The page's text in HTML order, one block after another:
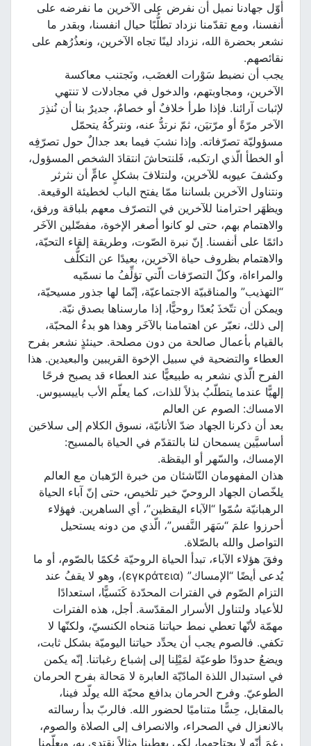
أوّل جهادنا نميل أن نفرض على الآخرين ما نفرضه على
أنفسنا، ومع تقدّمنا نزداد تطلُّبًا حيال انفسنا، وبقدر ما
نشعر بحضرة الله، نزداد لينًا تجاه الآخرين، ونعذُرُهم على
نقائصهم.
يجب أن نضبط سَوْرات الغضَب، ونَجتنب معاكسة
الآخرين، ومجاوبتهم، والدخول في مجادلات لا تنتهي
لإثبات آرائنا. فإذا طرأ خلافٌ أو خصامٌ، جديرٌ بنا أن نُنذِرَ
الآخر مرّةً أو مرّتيَن، ثمّ نرتدُّ عنه، ونتركُهُ يتحمّل
مسؤوليّة تصرّفاته. وإذا نشبَ فيما بعد جدالٌ حول تصرّفِه
أو الخطأ الّذي ارتكبه، فَلنتحاشَ انتقادَ الشخص المسؤول،
وكشفَ عيوبه للآخرين، ولنتلافَ بشكلٍ عامٍّ أن نثرثر
ونتناول الآخرين بلساننا ممّا يفتح الباب لخطيئة الوقيعة.
ويظهَر احترامنا للآخرين في التصرّف معهم بلباقة ورفق،
والاهتمام بهم، حتى لو كانوا أصغر الإخوة، مفضّلين الآخَر
دائمًا على أنفسنا. إنّ نبرة الصّوت، وطريقة إلقاء التحيّة،
والاهتمام بظروف حياة الآخرين، بعيدًا عن التكلُّف
والمراءاة، وكلّ التصرّفات الّتي تؤلِّفُ ما نسمّيه
“التهذيب” والمناقبيّة الاجتماعيّة، إنّما لها جذور مسيحيّة،
ويمكن أن تتّخذَ بُعدًا روحيًّا، إذا مارسناها بصدق نيّة.
إلى ذلك، نعبّر عن اهتمامنا بالآخَر وهذا هو بدءُ المحبّة،
بالقيام بأعمال صالحة من دون مصلحة. حينئذٍ نشعر بفرح
العطاء والتضحية في سبيل الإخوة القريبين والبعيدين. هذا
الفرح الّذي نشعر به طبيعيًّا عند العطاء قد يصبح فرحًا
إلهيًّا عندما يتطلّبُ بذلاً للذات، كما يعلّم الأب باييسيوس.
الامساك: الصوم عن العالم
بعد أن ذكرنا الجهاد ضدّ الأنانيّة، نسوق الكلام إلى سلاحَين
أساسيَّين يسمحان لنا بالتقدّم في الحياة بالمسيح:
الإمساك، والسّهر أو اليقظة.
هذان المفهومان النّاشئان من خبرة الرّهبان مع العالم
يلخّصان الجهاد الروحيّ خير تلخيص، حتى إنّ آباء الحياة
الرهبانيّة سُمّوا “الآباء اليقظين”، أي الساهرين. فهؤلاء
أحرزوا علمَ “سَهَر النَّفس”، الّذي من دونه يستحيل
التواصل والله بالصّلاة.
وفقَ هؤلاء الآباء، تبدأ الحياة الروحيّة حُكمًا بالصّوم، أو ما
يُدعى أيضًا “الإمساك” (εγκράτεια)، وهو لا يقفُ عند
التزام الصّوم في الفترات المحدّدة كَنَسيًّا، استعدادًا
للأعياد ولتناول الأسرار المقدّسة. أجل، هذه الفترات
مهمّة لأنّها تعطي نمط حياتنا مَنحاه الكنسيّ، ولكنّها لا
تكفي. فالصوم يجب أن يحدِّد حياتنا اليوميّة بشكل ثابت،
ويضعُ حدودًا طوعيّة لمَيْلِنا إلى إشباع رغباتنا. إنّه يكمن
في استبدال اللذة المادّيّة العابرة لا مَحالة بفرح الحرمان
الطوعيّ. وفرح الحرمان بدافع محبّة الله يولّد فينا،
بالمقابل، حِسًّا متناميًا لحضور الله. فالربّ بدأ رسالته
بالانعزال في الصحراء، والانصراف إلى الصلاة والصوم،
رغمَ أنّه لا يحتاجهما، لكي يعطينا مثالاً نقتدي به، ويعلّمنا